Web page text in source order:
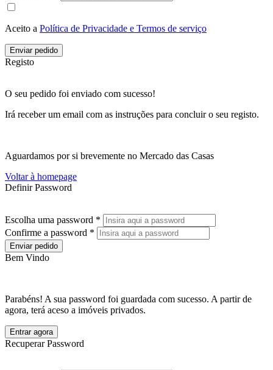
Aceito a Política de Privacidade e Termos de serviço
Enviar pedido
Registo
O seu pedido foi enviado com sucesso!
Irá receber um email com as instruções para concluir o seu registo.
Aguardamos por si brevemente no Mercado das Casas
Voltar à homepage
Definir Password
Escolha uma password *
Confirme a password *
Enviar pedido
Bem Vindo
Parabéns! A sua password foi guardada com sucesso. A partir de
agora, terá aceso a imóveis privados.
Entrar agora
Recuperar Password